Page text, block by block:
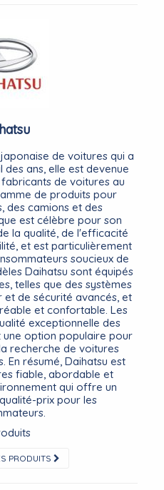
de voitures qui a
des ans, elle est devenue
de voitures au
de produits pour
des camions et des
est célèbre pour son
la qualité, de l'efficacité
et est particulièrement
soucieux de
Daihatsu sont équipés
telles que des systèmes
de sécurité avancés, et
et confortable. Les
exceptionnelle des
option populaire pour
recherche de voitures
En résumé, Daihatsu est
fiable, abordable et
qui offre un
prix pour les
PRODUITS